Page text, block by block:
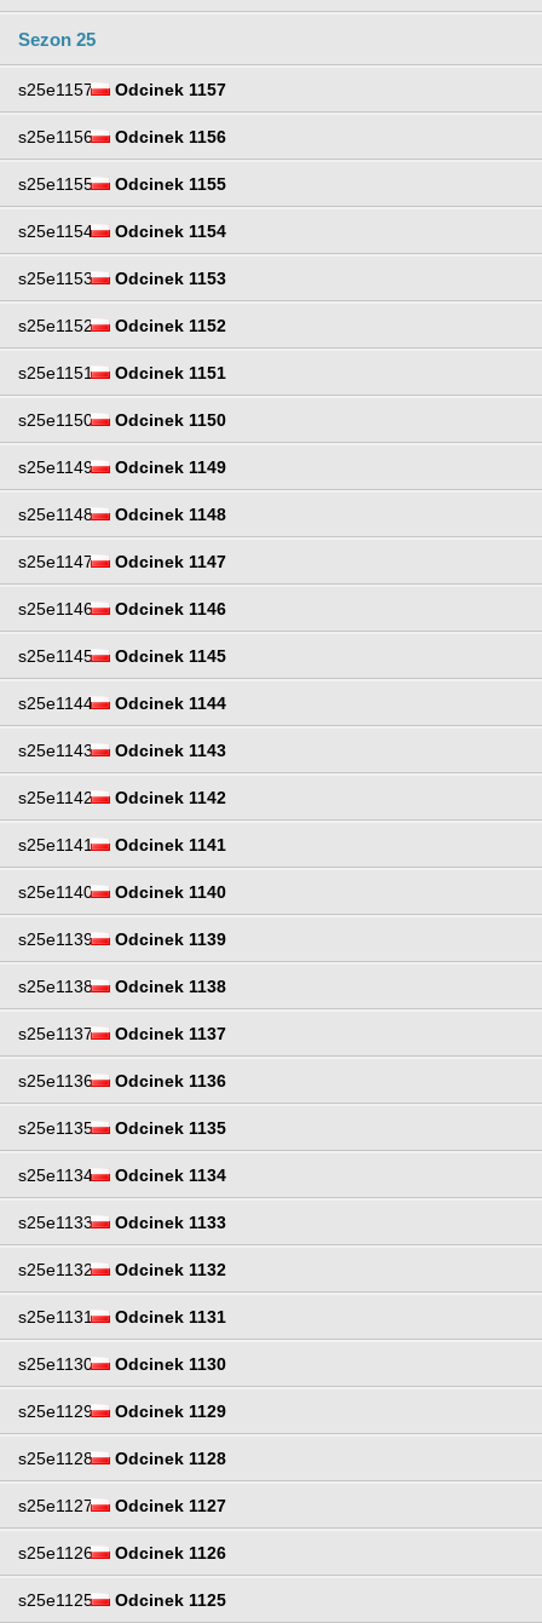
Sezon 25
s25e1157 Odcinek 1157
s25e1156 Odcinek 1156
s25e1155 Odcinek 1155
s25e1154 Odcinek 1154
s25e1153 Odcinek 1153
s25e1152 Odcinek 1152
s25e1151 Odcinek 1151
s25e1150 Odcinek 1150
s25e1149 Odcinek 1149
s25e1148 Odcinek 1148
s25e1147 Odcinek 1147
s25e1146 Odcinek 1146
s25e1145 Odcinek 1145
s25e1144 Odcinek 1144
s25e1143 Odcinek 1143
s25e1142 Odcinek 1142
s25e1141 Odcinek 1141
s25e1140 Odcinek 1140
s25e1139 Odcinek 1139
s25e1138 Odcinek 1138
s25e1137 Odcinek 1137
s25e1136 Odcinek 1136
s25e1135 Odcinek 1135
s25e1134 Odcinek 1134
s25e1133 Odcinek 1133
s25e1132 Odcinek 1132
s25e1131 Odcinek 1131
s25e1130 Odcinek 1130
s25e1129 Odcinek 1129
s25e1128 Odcinek 1128
s25e1127 Odcinek 1127
s25e1126 Odcinek 1126
s25e1125 Odcinek 1125